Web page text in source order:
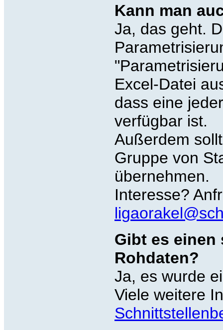
Kann man
Ja, das geht.
Excel-Datei
dass eine
verfügbar ist.
Außerdem
Gruppe von
übernehmen.
Interesse?
Gibt es
Rohdaten?
Ja, es wurde
Viele weitere